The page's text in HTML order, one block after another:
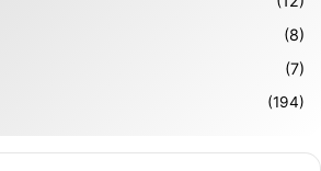
(8)
(7)
(194)